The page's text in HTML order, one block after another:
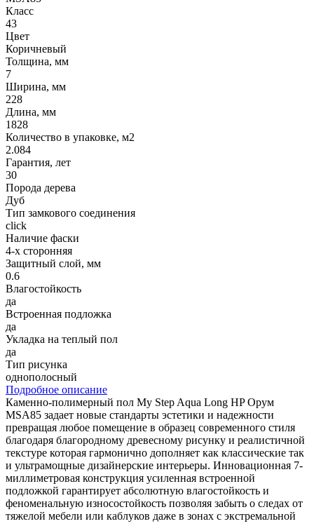
Класс
43
Цвет
Коричневый
Толщина, мм
7
Ширина, мм
228
Длина, мм
1828
Количество в упаковке, м2
2.084
Гарантия, лет
30
Порода дерева
Дуб
Тип замкового соединения
click
Наличие фаски
4-х сторонняя
Защитный слой, мм
0.6
Влагостойкость
да
Встроенная подложка
да
Укладка на теплый пол
да
Тип рисунка
однополосный
Подробное описание
Каменно-полимерный пол My Step Aqua Long HP Орум
MSA85 задает новые стандарты эстетики и надежности
превращая любое помещение в образец современного стиля
благодаря благородному древесному рисунку и реалистичной
текстуре которая гармонично дополняет как классические так
и ультрамощные дизайнерские интерьеры. Инновационная 7-
миллиметровая конструкция усиленная встроенной
подложкой гарантирует абсолютную влагостойкость и
феноменальную износостойкость позволяя забыть о следах от
тяжелой мебели или каблуков даже в зонах с экстремальной